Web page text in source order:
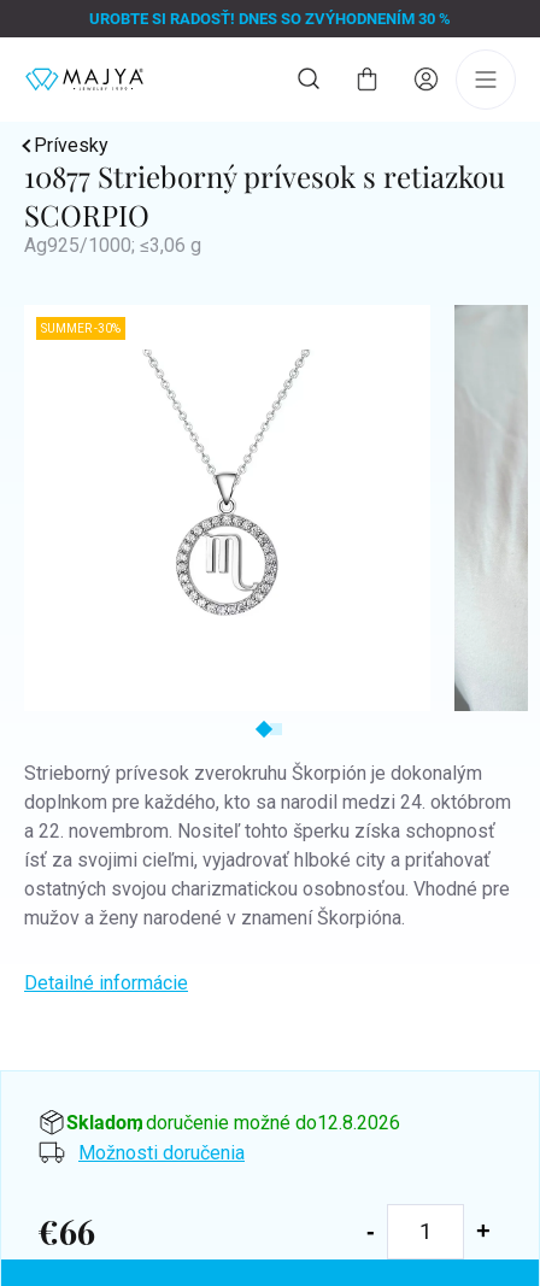
na
UROBTE SI RADOSŤ! DNES SO ZVÝHODNENÍM 30 %
Nákupný
Prívesky
10877 Strieborný prívesok s retiazkou
SCORPIO
Ag925/1000; ≤3,06 g
SUMMER -30%
Strieborný prívesok zverokruhu Škorpión je dokonalým
doplnkom pre každého, kto sa narodil medzi 24. októbrom
a 22. novembrom. Nositeľ tohto šperku získa schopnosť
ísť za svojimi cieľmi, vyjadrovať hlboké city a priťahovať
ostatných svojou charizmatickou osobnosťou. Vhodné pre
mužov a ženy narodené v znamení Škorpióna.
Detailné informácie
Skladom, doručenie možné do12.8.2026
Možnosti doručenia
€66
Jednotková